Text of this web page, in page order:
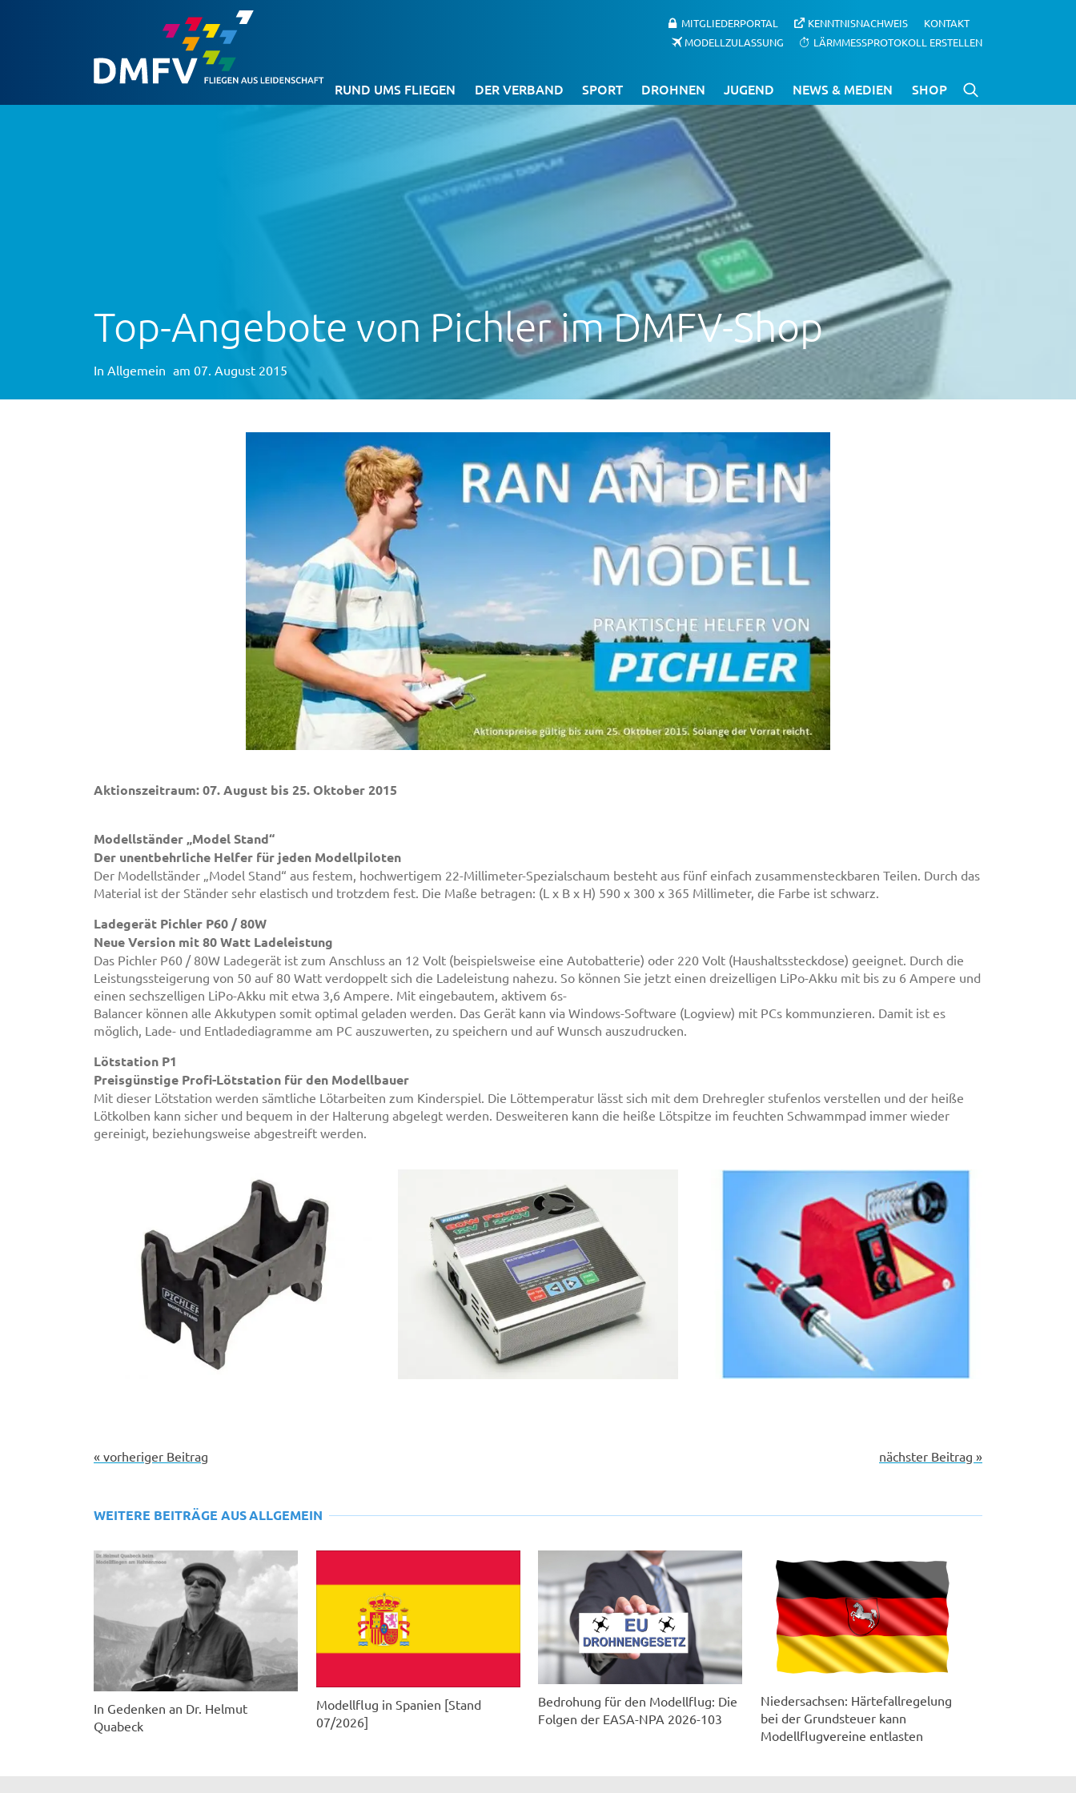
MITGLIEDERPORTAL KENNTNISNACHWEIS
KONTAKT
MODELLZULASSUNG
LÄRMMESSPROTOKOLL ERSTELLEN
RUND UMS FLIEGEN DER VERBAND SPORT DROHNEN JUGEND NEWS & MEDIEN SHOP
Top-Angebote von Pichler im DMFV-Shop
In Allgemein am 07. August 2015
Aktionszeitraum: 07. August bis 25. Oktober 2015
Modellständer „Model Stand“
Der unentbehrliche Helfer für jeden Modellpiloten
Der Modellständer „Model Stand“ aus festem, hochwertigem 22-Millimeter-Spezialschaum besteht aus fünf einfach zusammensteckbaren Teilen. Durch das
Material ist der Ständer sehr elastisch und trotzdem fest. Die Maße betragen: (L x B x H) 590 x 300 x 365 Millimeter, die Farbe ist schwarz.
Ladegerät Pichler P60 / 80W
Neue Version mit 80 Watt Ladeleistung
Das Pichler P60 / 80W Ladegerät ist zum Anschluss an 12 Volt (beispielsweise eine Autobatterie) oder 220 Volt (Haushaltssteckdose) geeignet. Durch die
Leistungssteigerung von 50 auf 80 Watt verdoppelt sich die Ladeleistung nahezu. So können Sie jetzt einen dreizelligen LiPo-Akku mit bis zu 6 Ampere und
einen sechszelligen LiPo-Akku mit etwa 3,6 Ampere. Mit eingebautem, aktivem 6s-
Balancer können alle Akkutypen somit optimal geladen werden. Das Gerät kann via Windows-Software (Logview) mit PCs kommunzieren. Damit ist es
möglich, Lade- und Entladediagramme am PC auszuwerten, zu speichern und auf Wunsch auszudrucken.
Lötstation P1
Preisgünstige Profi-Lötstation für den Modellbauer
Mit dieser Lötstation werden sämtliche Lötarbeiten zum Kinderspiel. Die Löttemperatur lässt sich mit dem Drehregler stufenlos verstellen und der heiße
Lötkolben kann sicher und bequem in der Halterung abgelegt werden. Desweiteren kann die heiße Lötspitze im feuchten Schwammpad immer wieder
gereinigt, beziehungsweise abgestreift werden.
« vorheriger Beitrag nächster Beitrag »
WEITERE BEITRÄGE AUSALLGEMEIN
In Gedenken an Dr. Helmut
Quabeck
Modellflug in Spanien [Stand
07/2026]
Bedrohung für den Modellflug: Die
Folgen der EASA-NPA 2026-103
Niedersachsen: Härtefallregelung
bei der Grundsteuer kann
Modellflugvereine entlasten